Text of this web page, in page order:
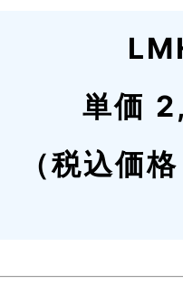
単価
（税込価